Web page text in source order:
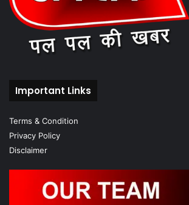
Important Links
Terms & Condition
Privacy Policy
Disclaimer